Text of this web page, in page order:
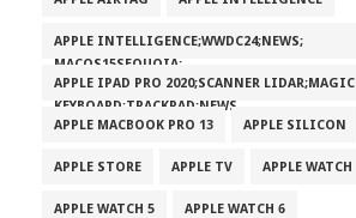
APPLE INTELLIGENCE;WWDC24;NEWS;
MACOS15SEQUOIA;
APPLE IPAD PRO 2020;SCANNER LIDAR;MAGIC
KEYBOARD;TRACKPAD;NEWS
APPLE MACBOOK PRO 13
APPLE SILICON
APPLE STORE APPLE TV APPLE WATCH
APPLE WATCH 5 APPLE WATCH 6